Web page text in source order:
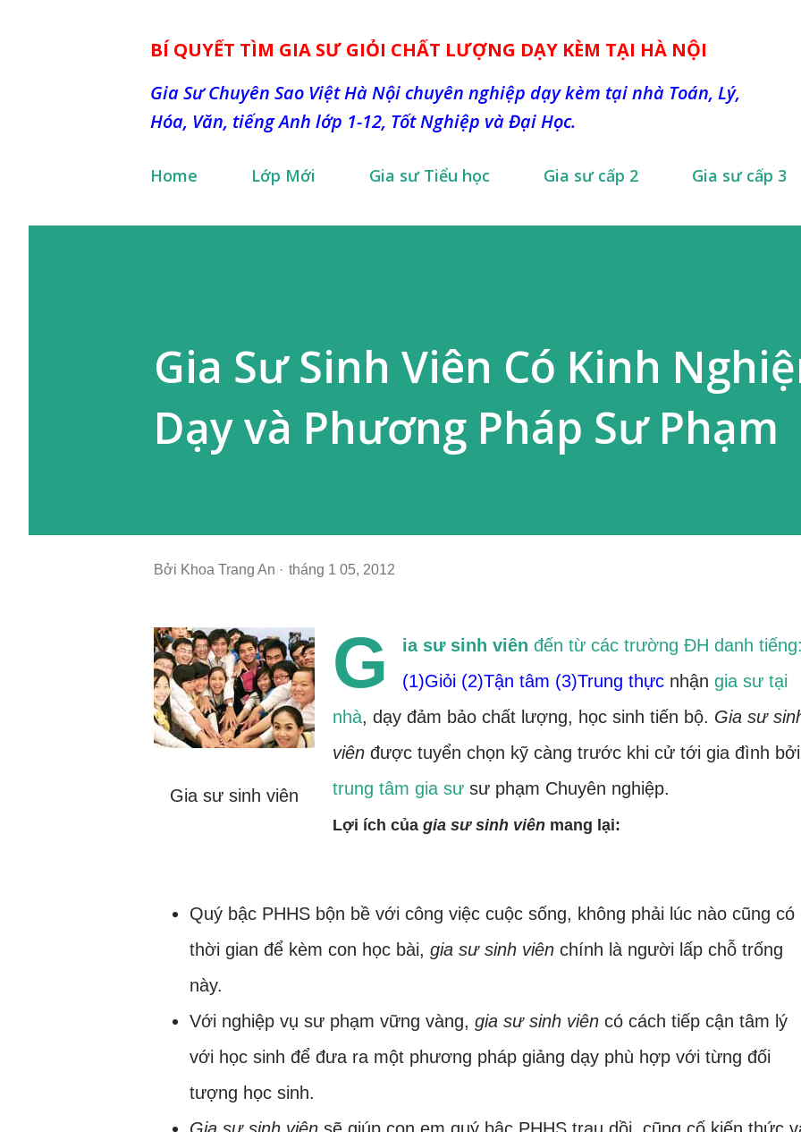
BÍ QUYẾT TÌM GIA SƯ GIỎI CHẤT LƯỢNG DẠY KÈM TẠI HÀ NỘI
Gia Sư Chuyên Sao Việt Hà Nội chuyên nghiệp dạy kèm tại nhà Toán, Lý,
Hóa, Văn, tiếng Anh lớp 1-12, Tốt Nghiệp và Đại Học.
Home Lớp Mới Gia sư Tiểu học Gia sư cấp 2 Gia sư cấp 3
Gia Sư Sinh Viên Có Kinh
Dạy và Phương Pháp Sư Phạm
Bởi Khoa Trang An tháng 1 05, 2012
Gia sư sinh viên
G ia sư sinh viên đến từ các trường ĐH danh
(1)Giỏi (2)Tận tâm (3)Trung thực nhận gia sư tại
nhà, dạy đảm bảo chất lượng, học sinh tiến bộ. Gia sư
viên được tuyển chọn kỹ càng trước khi cử tới gia đình bởi
trung tâm gia sư sư phạm Chuyên nghiệp.
Lợi ích của gia sư sinh viên mang lại:
Quý bậc PHHS bộn bề với công việc cuộc sống, không phải lúc nào cũng có
thời gian để kèm con học bài, gia sư sinh viên chính là người lấp chỗ trống
này.
Với nghiệp vụ sư phạm vững vàng, gia sư sinh viên có cách tiếp cận tâm lý
với học sinh để đưa ra một phương pháp giảng dạy phù hợp với từng đối
tượng học sinh.